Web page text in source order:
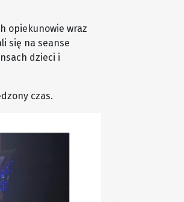
opiekunowie wraz
się na seanse
dzieci i
czas.